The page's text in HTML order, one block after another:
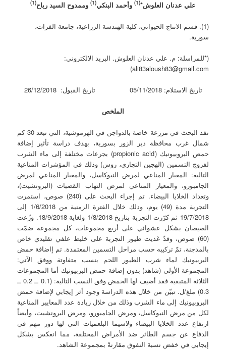
علي عدنان العلوش*(1) وأحمد البنكي(1) وممدوح السيد رباح(1)
(1). قسم الانتاج الحيواني، كلية الهندسة الزراعية، جامعة الفرات،
سورية.
(*للمراسلة: م. علي عدنان العلوش. البريد الالكتروني:
ali83aloush83@gmail.com)
تاريخ الاستلام: 05/11/2018 تاريخ القبول: 26/12/2018
الملخص
نفذ البحث في مزرعة خاصة بالدواجن في الهرموشية، التي تبعد 30 كم
شمال غرب محافظة دير الزور بسورية، بهدف دراسة تأثير إضافة
حمض البروبيونيك (propionic acid) بجرعات مختلفة إلى ماء الشرب
لفروج التسمين (الهجين التجاري، روس) وذلك في المؤشرات المناعية
التالية: المعيار المناعي لمرض النيوكاسل، والمعيار المناعي لمرض
الجامبورو، والمعيار المناعي لمرض التهاب القصبات (البرونشيت)،
وتعداد الخلايا البيضاء. تم إجراء البحث على (240) صوص، استمرت
التجربة مدة (49) يوم، وذلك خلال الفترة الزمنية من 1/6/2018 إلى
19/7/2018 ثم كرّرت التجربة بتاريخ 1/8/2018 ولغاية 18/9/2018. وزّعت
الصيصان بشكل عشوائي على أربع مجموعات، كل مجموعة ضمّت
(60) صوص، وقدّ غذيت طيور التجربة على خليط علفي تقليدي خاص
بالمدجنة، تمّ تركيبه حسب مراحل التسمين المعتمدة. تم إاضافة حمض
البربيونيك لماء شرب الطيور اللحم بنسب متفاوتة ووفق الآتي:
المجموعة الأولى (شاهد) بدون إضافة حمض البربيونيك أما المجموعات
الثلاثة المتبقية فقد أضيف لها الحمض وفق النسب التالية: (0.1 ــ 0.2 ــ
0.3) ملغ/ل. تبيّن من خلال هذه الدراسة وجود أثر إيجابي لإضافة حمض
البروبيونيك إلى ماء الشرب وذلك من خلال زيادة عدد المعايير المناعية
لكل من مرض النيوكاسل، ومرض الجامبورو، ومرض البرونشيت، وأيضاً
ارتفاع عدد الخلايا البيضاء ولاسيما البلعميات التي لها دور مهم في
الدفاع عن جسم الطائر ضد الأمراض المختلفة، مما انعكس بشكل
إيجابي في خفض نسبة النفوق مقارنةً بمجموعة الشاهد.